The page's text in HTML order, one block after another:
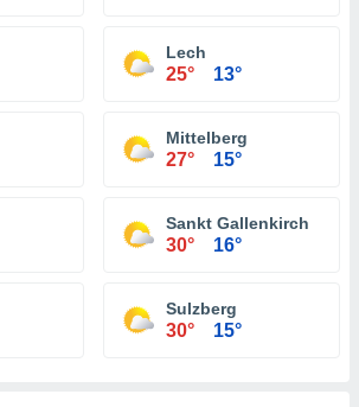
Lech
25° 13°
Mittelberg
27° 15°
Sankt Gallenkirch
30° 16°
Sulzberg
30° 15°